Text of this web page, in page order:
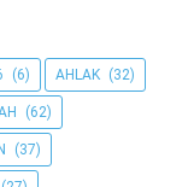
(6) AHLAK (32)
(62)
(37)